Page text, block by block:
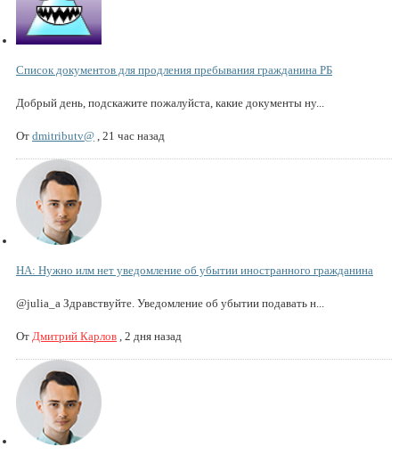
Список документов для продления пребывания гражданина РБ
Добрый день, подскажите пожалуйста, какие документы ну...
От dmitributv@ , 21 час назад
НА: Нужно илм нет уведомление об убытии иностранного гражданина
@julia_a Здравствуйте. Уведомление об убытии подавать н...
От Дмитрий Карлов , 2 дня назад